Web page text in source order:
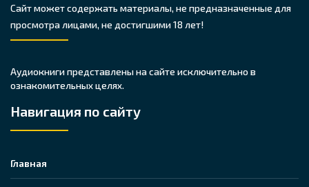
Сайт может содержать материалы, не предназначенные для
просмотра лицами, не достигшими 18 лет!
Аудиокниги представлены на сайте исключительно в
ознакомительных целях.
Навигация по сайту
Главная